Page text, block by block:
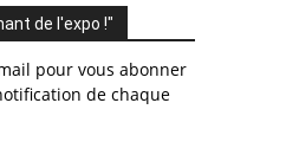
de l'expo !"
pour vous abonner
de chaque